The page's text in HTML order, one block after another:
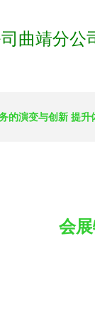
曲靖分公
的演变与创新 提升
会